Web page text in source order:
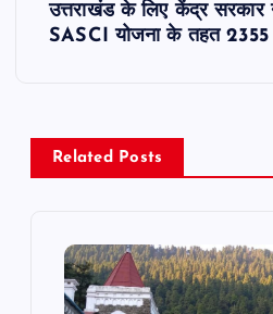
a
v
उत्तराखंड के लिए केंद्र सरकार
SASCI योजना के तहत
Related Posts